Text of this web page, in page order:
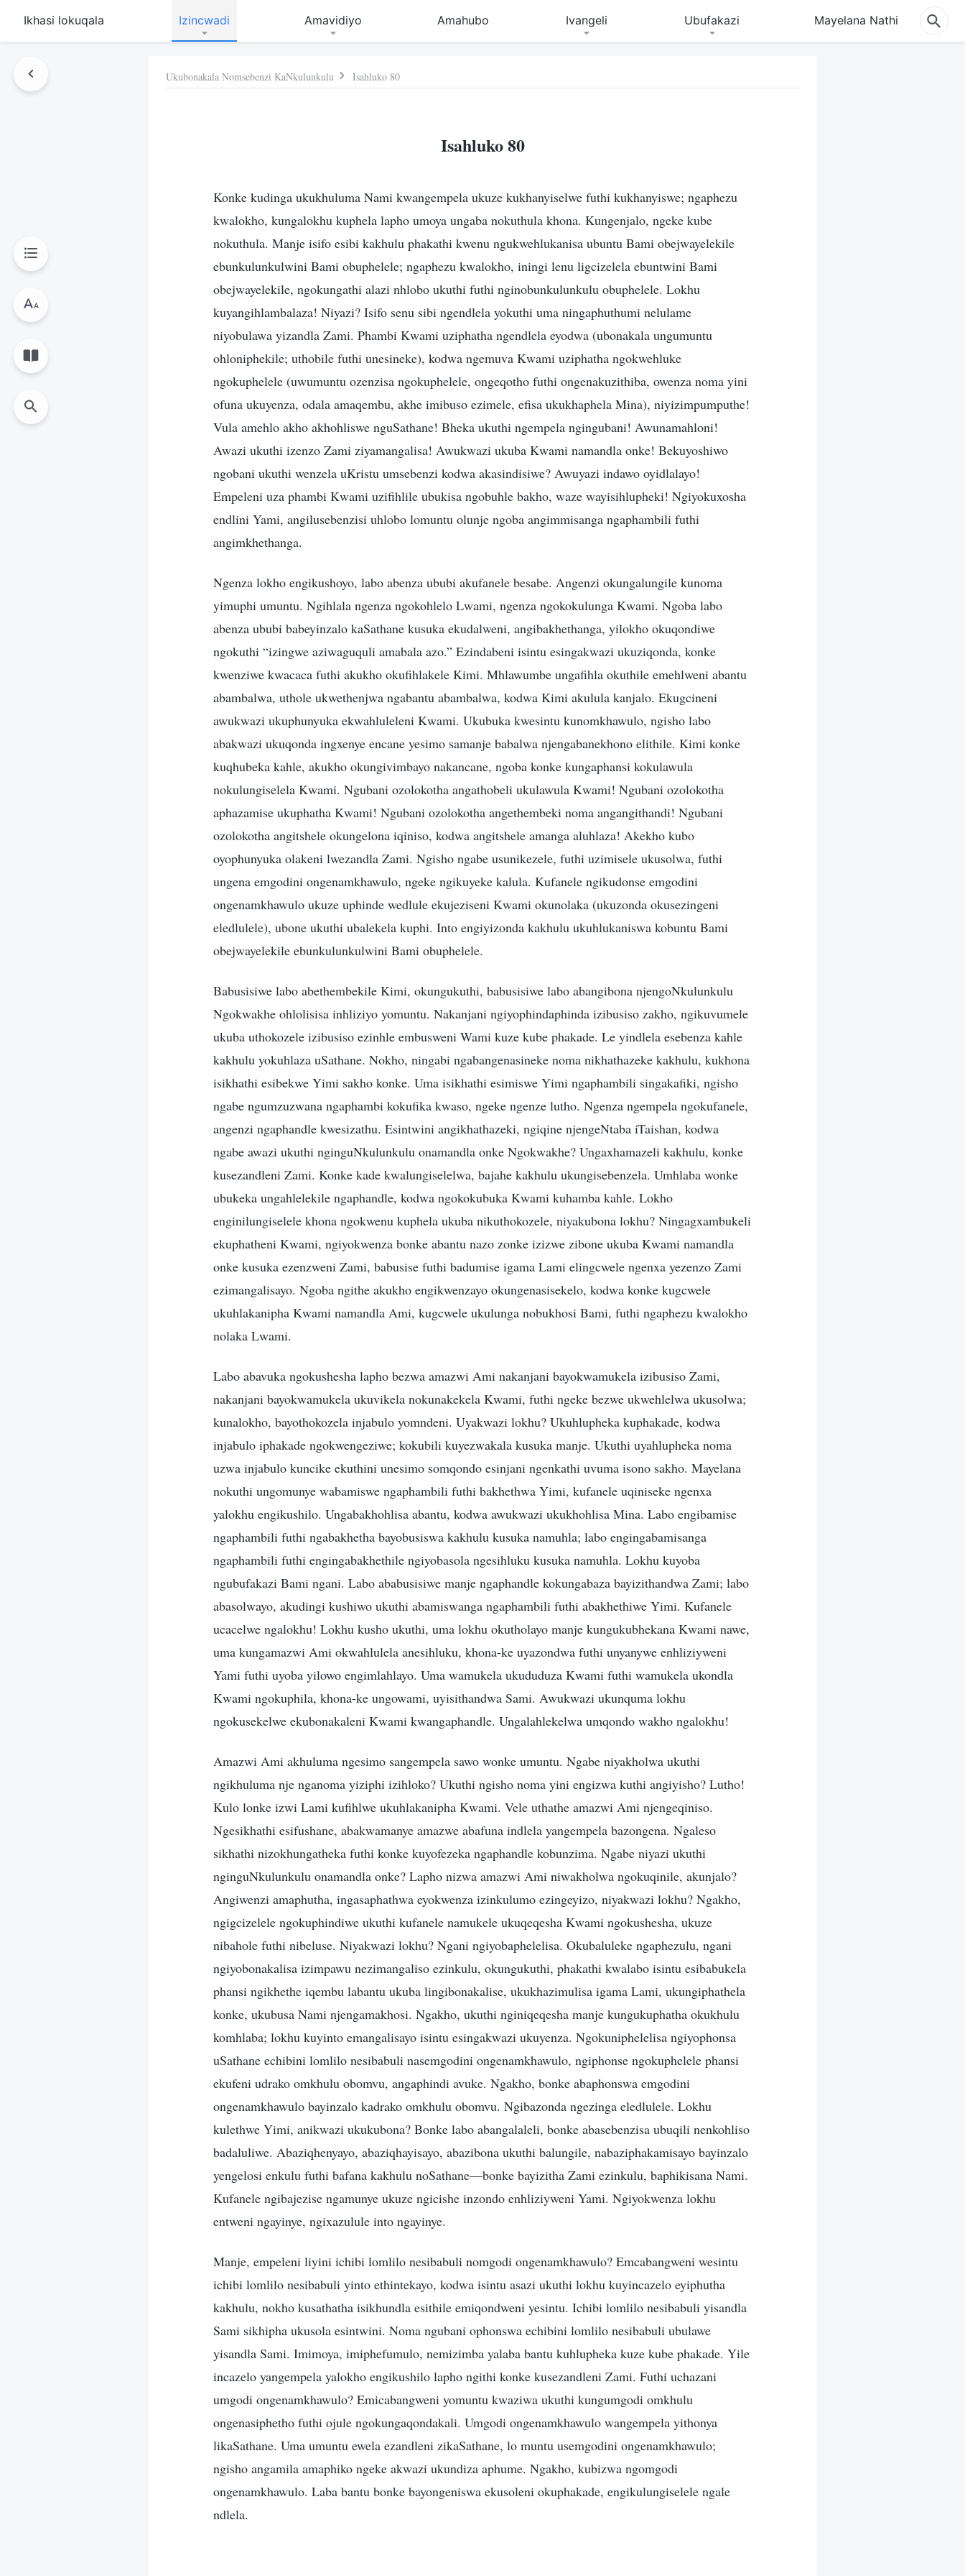
Ikhasi lokuqala Izincwadi Amavidiyo Amahubo Ivangeli Ubufakazi Mayelana Nathi
Ukubonakala Nomsebenzi KaNkulunkulu Isahluko 80
Isahluko 80
Konke kudinga ukukhuluma Nami kwangempela ukuze kukhanyiselwe futhi kukhanyiswe; ngaphezu
kwalokho, kungalokhu kuphela lapho umoya ungaba nokuthula khona. Kungenjalo, ngeke kube
nokuthula. Manje isifo esibi kakhulu phakathi kwenu ngukwehlukanisa ubuntu Bami obejwayelekile
ebunkulunkulwini Bami obuphelele; ngaphezu kwalokho, iningi lenu ligcizelela ebuntwini Bami
obejwayelekile, ngokungathi alazi nhlobo ukuthi futhi nginobunkulunkulu obuphelele. Lokhu
kuyangihlambalaza! Niyazi? Isifo senu sibi ngendlela yokuthi uma ningaphuthumi nelulame
niyobulawa yizandla Zami. Phambi Kwami uziphatha ngendlela eyodwa (ubonakala ungumuntu
ohloniphekile; uthobile futhi unesineke), kodwa ngemuva Kwami uziphatha ngokwehluke
ngokuphelele (uwumuntu ozenzisa ngokuphelele, ongeqotho futhi ongenakuzithiba, owenza noma yini
ofuna ukuyenza, odala amaqembu, akhe imibuso ezimele, efisa ukukhaphela Mina), niyizimpumputhe!
Vula amehlo akho akhohliswe nguSathane! Bheka ukuthi ngempela ngingubani! Awunamahloni!
Awazi ukuthi izenzo Zami ziyamangalisa! Awukwazi ukuba Kwami namandla onke! Bekuyoshiwo
ngobani ukuthi wenzela uKristu umsebenzi kodwa akasindisiwe? Awuyazi indawo oyidlalayo!
Empeleni uza phambi Kwami uzifihlile ubukisa ngobuhle bakho, waze wayisihlupheki! Ngiyokuxosha
endlini Yami, angilusebenzisi uhlobo lomuntu olunje ngoba angimmisanga ngaphambili futhi
angimkhethanga.
Ngenza lokho engikushoyo, labo abenza ububi akufanele besabe. Angenzi okungalungile kunoma
yimuphi umuntu. Ngihlala ngenza ngokohlelo Lwami, ngenza ngokokulunga Kwami. Ngoba labo
abenza ububi babeyinzalo kaSathane kusuka ekudalweni, angibakhethanga, yilokho okuqondiwe
ngokuthi “izingwe aziwaguquli amabala azo.” Ezindabeni isintu esingakwazi ukuziqonda, konke
kwenziwe kwacaca futhi akukho okufihlakele Kimi. Mhlawumbe ungafihla okuthile emehlweni abantu
abambalwa, uthole ukwethenjwa ngabantu abambalwa, kodwa Kimi akulula kanjalo. Ekugcineni
awukwazi ukuphunyuka ekwahluleleni Kwami. Ukubuka kwesintu kunomkhawulo, ngisho labo
abakwazi ukuqonda ingxenye encane yesimo samanje babalwa njengabanekhono elithile. Kimi konke
kuqhubeka kahle, akukho okungivimbayo nakancane, ngoba konke kungaphansi kokulawula
nokulungiselela Kwami. Ngubani ozolokotha angathobeli ukulawula Kwami! Ngubani ozolokotha
aphazamise ukuphatha Kwami! Ngubani ozolokotha angethembeki noma angangithandi! Ngubani
ozolokotha angitshele okungelona iqiniso, kodwa angitshele amanga aluhlaza! Akekho kubo
oyophunyuka olakeni lwezandla Zami. Ngisho ngabe usunikezele, futhi uzimisele ukusolwa, futhi
ungena emgodini ongenamkhawulo, ngeke ngikuyeke kalula. Kufanele ngikudonse emgodini
ongenamkhawulo ukuze uphinde wedlule ekujeziseni Kwami okunolaka (ukuzonda okusezingeni
eledlulele), ubone ukuthi ubalekela kuphi. Into engiyizonda kakhulu ukuhlukaniswa kobuntu Bami
obejwayelekile ebunkulunkulwini Bami obuphelele.
Babusisiwe labo abethembekile Kimi, okungukuthi, babusisiwe labo abangibona njengoNkulunkulu
Ngokwakhe ohlolisisa inhliziyo yomuntu. Nakanjani ngiyophindaphinda izibusiso zakho, ngikuvumele
ukuba uthokozele izibusiso ezinhle embusweni Wami kuze kube phakade. Le yindlela esebenza kahle
kakhulu yokuhlaza uSathane. Nokho, ningabi ngabangenasineke noma nikhathazeke kakhulu, kukhona
isikhathi esibekwe Yimi sakho konke. Uma isikhathi esimiswe Yimi ngaphambili singakafiki, ngisho
ngabe ngumzuzwana ngaphambi kokufika kwaso, ngeke ngenze lutho. Ngenza ngempela ngokufanele,
angenzi ngaphandle kwesizathu. Esintwini angikhathazeki, ngiqine njengeNtaba iTaishan, kodwa
ngabe awazi ukuthi nginguNkulunkulu onamandla onke Ngokwakhe? Ungaxhamazeli kakhulu, konke
kusezandleni Zami. Konke kade kwalungiselelwa, bajahe kakhulu ukungisebenzela. Umhlaba wonke
ubukeka ungahlelekile ngaphandle, kodwa ngokokubuka Kwami kuhamba kahle. Lokho
enginilungiselele khona ngokwenu kuphela ukuba nikuthokozele, niyakubona lokhu? Ningagxambukeli
ekuphatheni Kwami, ngiyokwenza bonke abantu nazo zonke izizwe zibone ukuba Kwami namandla
onke kusuka ezenzweni Zami, babusise futhi badumise igama Lami elingcwele ngenxa yezenzo Zami
ezimangalisayo. Ngoba ngithe akukho engikwenzayo okungenasisekelo, kodwa konke kugcwele
ukuhlakanipha Kwami namandla Ami, kugcwele ukulunga nobukhosi Bami, futhi ngaphezu kwalokho
nolaka Lwami.
Labo abavuka ngokushesha lapho bezwa amazwi Ami nakanjani bayokwamukela izibusiso Zami,
nakanjani bayokwamukela ukuvikela nokunakekela Kwami, futhi ngeke bezwe ukwehlelwa ukusolwa;
kunalokho, bayothokozela injabulo yomndeni. Uyakwazi lokhu? Ukuhlupheka kuphakade, kodwa
injabulo iphakade ngokwengeziwe; kokubili kuyezwakala kusuka manje. Ukuthi uyahlupheka noma
uzwa injabulo kuncike ekuthini unesimo somqondo esinjani ngenkathi uvuma isono sakho. Mayelana
nokuthi ungomunye wabamiswe ngaphambili futhi bakhethwa Yimi, kufanele uqiniseke ngenxa
yalokhu engikushilo. Ungabakhohlisa abantu, kodwa awukwazi ukukhohlisa Mina. Labo engibamise
ngaphambili futhi ngabakhetha bayobusiswa kakhulu kusuka namuhla; labo engingabamisanga
ngaphambili futhi engingabakhethile ngiyobasola ngesihluku kusuka namuhla. Lokhu kuyoba
ngubufakazi Bami ngani. Labo ababusisiwe manje ngaphandle kokungabaza bayizithandwa Zami; labo
abasolwayo, akudingi kushiwo ukuthi abamiswanga ngaphambili futhi abakhethiwe Yimi. Kufanele
ucacelwe ngalokhu! Lokhu kusho ukuthi, uma lokhu okutholayo manje kungukubhekana Kwami nawe,
uma kungamazwi Ami okwahlulela anesihluku, khona-ke uyazondwa futhi unyanywe enhliziyweni
Yami futhi uyoba yilowo engimlahlayo. Uma wamukela ukududuza Kwami futhi wamukela ukondla
Kwami ngokuphila, khona-ke ungowami, uyisithandwa Sami. Awukwazi ukunquma lokhu
ngokusekelwe ekubonakaleni Kwami kwangaphandle. Ungalahlekelwa umqondo wakho ngalokhu!
Amazwi Ami akhuluma ngesimo sangempela sawo wonke umuntu. Ngabe niyakholwa ukuthi
ngikhuluma nje nganoma yiziphi izihloko? Ukuthi ngisho noma yini engizwa kuthi angiyisho? Lutho!
Kulo lonke izwi Lami kufihlwe ukuhlakanipha Kwami. Vele uthathe amazwi Ami njengeqiniso.
Ngesikhathi esifushane, abakwamanye amazwe abafuna indlela yangempela bazongena. Ngaleso
sikhathi nizokhungatheka futhi konke kuyofezeka ngaphandle kobunzima. Ngabe niyazi ukuthi
nginguNkulunkulu onamandla onke? Lapho nizwa amazwi Ami niwakholwa ngokuqinile, akunjalo?
Angiwenzi amaphutha, ingasaphathwa eyokwenza izinkulumo ezingeyizo, niyakwazi lokhu? Ngakho,
ngigcizelele ngokuphindiwe ukuthi kufanele namukele ukuqeqesha Kwami ngokushesha, ukuze
nibahole futhi nibeluse. Niyakwazi lokhu? Ngani ngiyobaphelelisa. Okubaluleke ngaphezulu, ngani
ngiyobonakalisa izimpawu nezimangaliso ezinkulu, okungukuthi, phakathi kwalabo isintu esibabukela
phansi ngikhethe iqembu labantu ukuba lingibonakalise, ukukhazimulisa igama Lami, ukungiphathela
konke, ukubusa Nami njengamakhosi. Ngakho, ukuthi nginiqeqesha manje kungukuphatha okukhulu
komhlaba; lokhu kuyinto emangalisayo isintu esingakwazi ukuyenza. Ngokuniphelelisa ngiyophonsa
uSathane echibini lomlilo nesibabuli nasemgodini ongenamkhawulo, ngiphonse ngokuphelele phansi
ekufeni udrako omkhulu obomvu, angaphindi avuke. Ngakho, bonke abaphonswa emgodini
ongenamkhawulo bayinzalo kadrako omkhulu obomvu. Ngibazonda ngezinga eledlulele. Lokhu
kulethwe Yimi, anikwazi ukukubona? Bonke labo abangalaleli, bonke abasebenzisa ubuqili nenkohliso
badaluliwe. Abaziqhenyayo, abaziqhayisayo, abazibona ukuthi balungile, nabaziphakamisayo bayinzalo
yengelosi enkulu futhi bafana kakhulu noSathane—bonke bayizitha Zami ezinkulu, baphikisana Nami.
Kufanele ngibajezise ngamunye ukuze ngicishe inzondo enhliziyweni Yami. Ngiyokwenza lokhu
entweni ngayinye, ngixazulule into ngayinye.
Manje, empeleni liyini ichibi lomlilo nesibabuli nomgodi ongenamkhawulo? Emcabangweni wesintu
ichibi lomlilo nesibabuli yinto ethintekayo, kodwa isintu asazi ukuthi lokhu kuyincazelo eyiphutha
kakhulu, nokho kusathatha isikhundla esithile emiqondweni yesintu. Ichibi lomlilo nesibabuli yisandla
Sami sikhipha ukusola esintwini. Noma ngubani ophonswa echibini lomlilo nesibabuli ubulawe
yisandla Sami. Imimoya, imiphefumulo, nemizimba yalaba bantu kuhlupheka kuze kube phakade. Yile
incazelo yangempela yalokho engikushilo lapho ngithi konke kusezandleni Zami. Futhi uchazani
umgodi ongenamkhawulo? Emicabangweni yomuntu kwaziwa ukuthi kungumgodi omkhulu
ongenasiphetho futhi ojule ngokungaqondakali. Umgodi ongenamkhawulo wangempela yithonya
likaSathane. Uma umuntu ewela ezandleni zikaSathane, lo muntu usemgodini ongenamkhawulo;
ngisho angamila amaphiko ngeke akwazi ukundiza aphume. Ngakho, kubizwa ngomgodi
ongenamkhawulo. Laba bantu bonke bayongeniswa ekusoleni okuphakade, engikulungiselele ngale
ndlela.